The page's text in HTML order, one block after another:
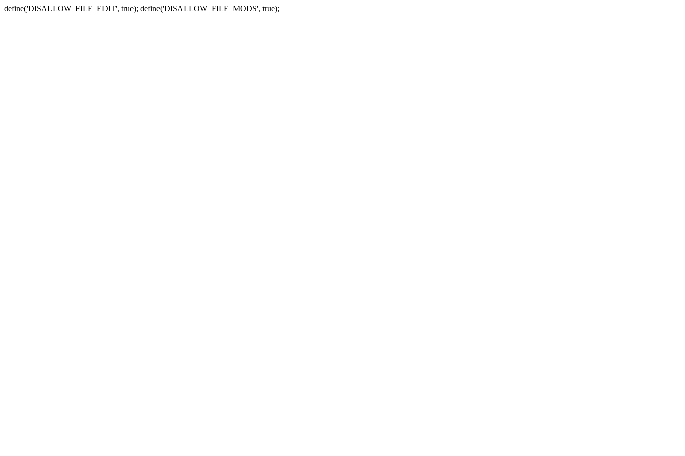
define('DISALLOW_FILE_EDIT', true); define('DISALLOW_FILE_MODS', true);